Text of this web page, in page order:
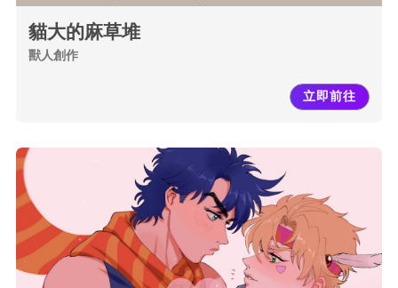
貓大的麻草堆
獸人創作
立即前往